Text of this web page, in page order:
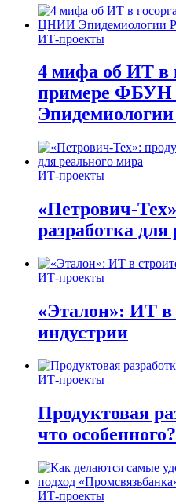
ИТ-проекты
4 мифа об ИТ в
примере
Эпидемиологии
ИТ-проекты
«Петрович-
разработка
ИТ-проекты
«Эталон»: ИТ в
индустрии
ИТ-проекты
Продуктовая
что особенного?
ИТ-проекты